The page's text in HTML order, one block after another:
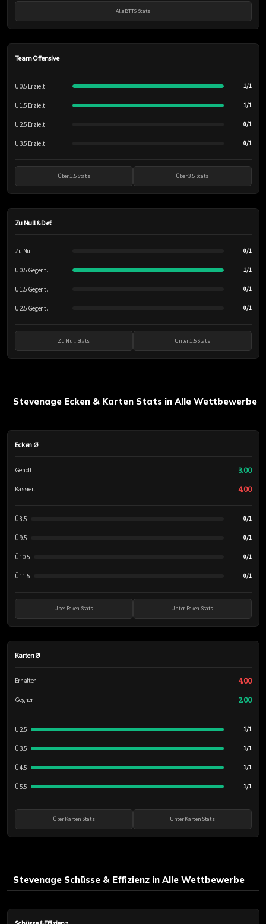
Alle BTTS Stats
Team Offensive
Ü 0.5 Erzielt 1/1
Ü 1.5 Erzielt 1/1
Ü 2.5 Erzielt 0/1
Ü 3.5 Erzielt 0/1
Über 1.5 Stats Über 3.5 Stats
Zu Null & Def.
Zu Null 0/1
Ü 0.5 Gegent. 1/1
Ü 1.5 Gegent. 0/1
Ü 2.5 Gegent. 0/1
Zu Null Stats Unter 1.5 Stats
Stevenage Ecken & Karten Stats in Alle Wettbewerbe
Ecken Ø
Geholt 3.00
Kassiert 4.00
Ü 8.5 0/1
Ü 9.5 0/1
Ü 10.5 0/1
Ü 11.5 0/1
Über Ecken Stats Unter Ecken Stats
Karten Ø
Erhalten 4.00
Gegner 2.00
Ü 2.5 1/1
Ü 3.5 1/1
Ü 4.5 1/1
Ü 5.5 1/1
Über Karten Stats Unter Karten Stats
Stevenage Schüsse & Effizienz in Alle Wettbewerbe